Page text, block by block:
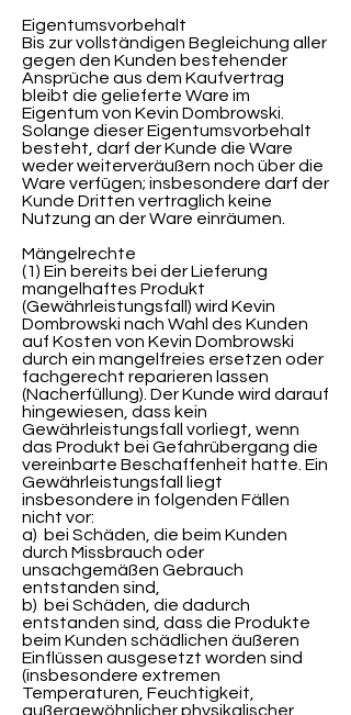
Eigentumsvorbehalt
Bis zur vollständigen Begleichung aller
gegen den Kunden bestehender
Ansprüche aus dem Kaufvertrag
bleibt die gelieferte Ware im
Eigentum von Kevin Dombrowski.
Solange dieser Eigentumsvorbehalt
besteht, darf der Kunde die Ware
weder weiterveräußern noch über die
Ware verfügen; insbesondere darf der
Kunde Dritten vertraglich keine
Nutzung an der Ware einräumen.
Mängelrechte
(1) Ein bereits bei der Lieferung
mangelhaftes Produkt
(Gewährleistungsfall) wird Kevin
Dombrowski nach Wahl des Kunden
auf Kosten von Kevin Dombrowski
durch ein mangelfreies ersetzen oder
fachgerecht reparieren lassen
(Nacherfüllung). Der Kunde wird darauf
hingewiesen, dass kein
Gewährleistungsfall vorliegt, wenn
das Produkt bei Gefahrübergang die
vereinbarte Beschaffenheit hatte. Ein
Gewährleistungsfall liegt
insbesondere in folgenden Fällen
nicht vor:
a) bei Schäden, die beim Kunden
durch Missbrauch oder
unsachgemäßen Gebrauch
entstanden sind,
b) bei Schäden, die dadurch
entstanden sind, dass die Produkte
beim Kunden schädlichen äußeren
Einflüssen ausgesetzt worden sind
(insbesondere extremen
Temperaturen, Feuchtigkeit,
außergewöhnlicher physikalischer